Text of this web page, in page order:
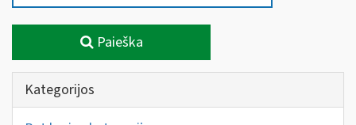
Paieška
Kategorijos